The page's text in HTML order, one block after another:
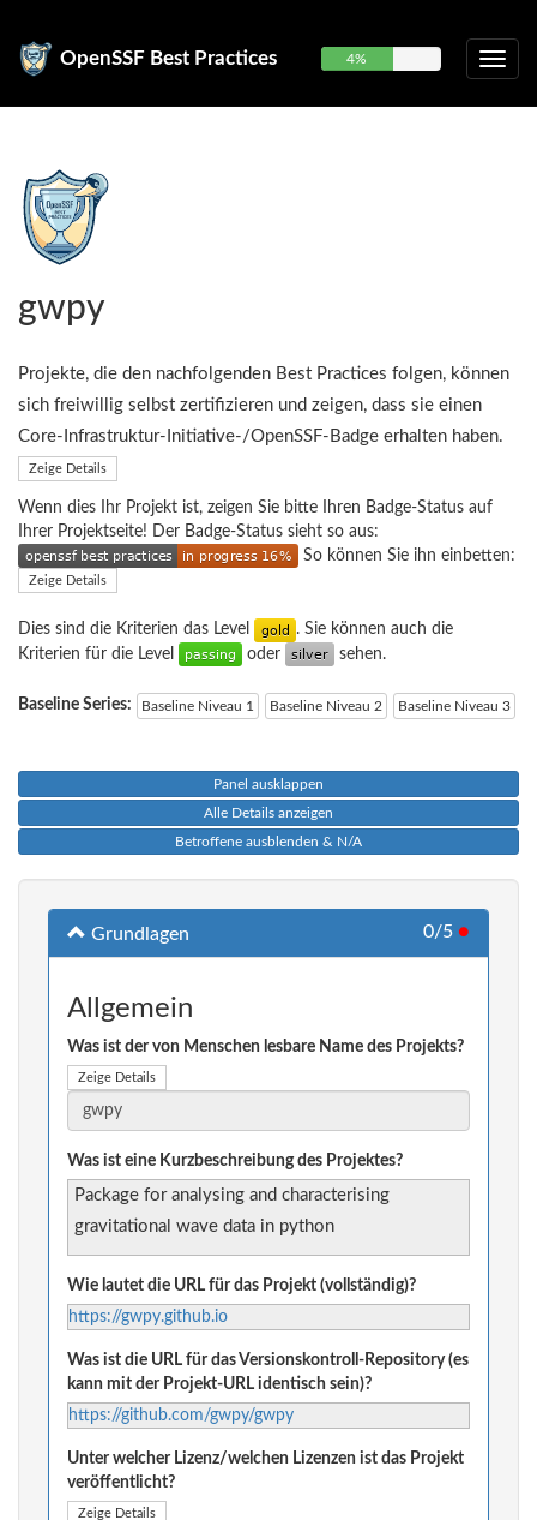
OpenSSF Best Practices 4%
gwpy
Projekte, die den nachfolgenden Best Practices folgen, können
sich freiwillig selbst zertifizieren und zeigen, dass sie einen
Core-Infrastruktur-Initiative-/OpenSSF-Badge erhalten haben.
Zeige Details
Wenn dies Ihr Projekt ist, zeigen Sie bitte Ihren Badge-Status auf
Ihrer Projektseite! Der Badge-Status sieht so aus:
So können Sie ihn einbetten:
Zeige Details
Dies sind die Kriterien das Level
. Sie können auch die
Kriterien für die Level
oder sehen.
Baseline Series: Baseline Niveau 1 Baseline Niveau 2 Baseline Niveau 3
Panel ausklappen
Alle Details anzeigen
Betroffene ausblenden & N/A
Grundlagen 0/5 ●
Allgemein
Was ist der von Menschen lesbare Name des Projekts?
Zeige Details
Was ist eine Kurzbeschreibung des Projektes?
Package for analysing and characterising
gravitational wave data in python
Wie lautet die URL für das Projekt (vollständig)?
https://gwpy.github.io
Was ist die URL für das Versionskontroll-Repository (es
kann mit der Projekt-URL identisch sein)?
https://github.com/gwpy/gwpy
Unter welcher Lizenz/welchen Lizenzen ist das Projekt
veröffentlicht?
Zeige Details